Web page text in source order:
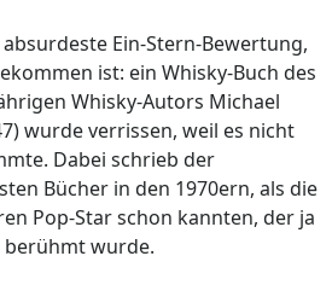
Ein-Stern-Bewertung,
ist: ein Whisky-Buch des
Whisky-Autors Michael
wurde verrissen, weil es nicht
Dabei schrieb der
Bücher in den 1970ern, als die
Pop-Star schon kannten, der ja
berühmt wurde.